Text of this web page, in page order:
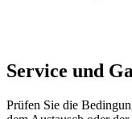
Service und
Prüfen Sie die